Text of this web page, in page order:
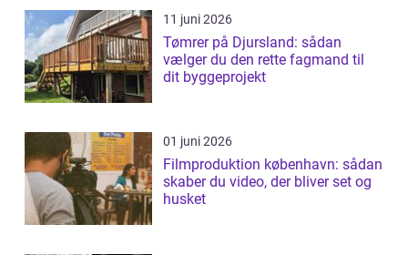
11 juni 2026
Tømrer på Djursland: sådan
vælger du den rette fagmand til
dit byggeprojekt
01 juni 2026
Filmproduktion københavn: sådan
skaber du video, der bliver set og
husket